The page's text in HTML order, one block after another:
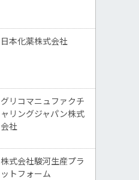
日本化薬株式会社
グリコマニュファクチ
ャリングジャパン株式
会社
株式会社駿河生産プラ
ットフォーム